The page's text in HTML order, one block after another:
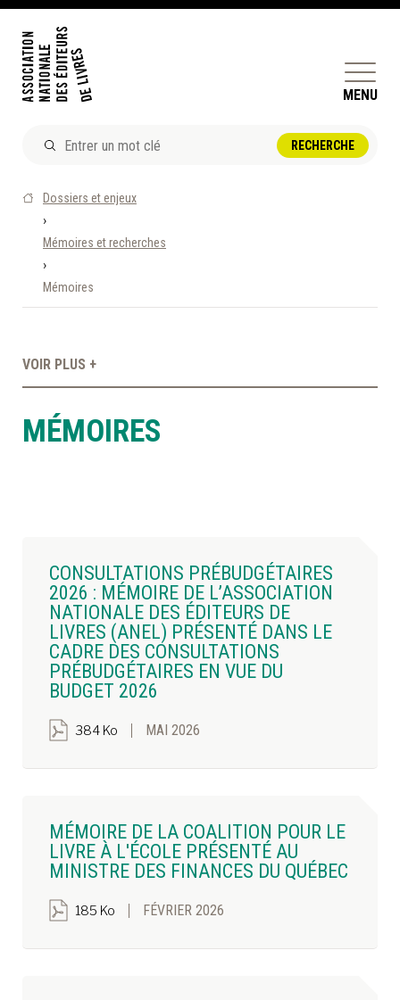
MENU
DOSSIERS ET ENJEUX
ÊTRE ÉDITEUR·TRICE
PERFECTIONNEMENT
ET SERVICES AUX MEMBRES
À LA POINTE DE LA PROFESSION
CALENDRIER
Dossiers et enjeux
›
Mémoires et recherches
›
Mémoires
MÉMOIRES
CONSULTATIONS PRÉBUDGÉTAIRES
2026 : MÉMOIRE DE L’ASSOCIATION
NATIONALE DES ÉDITEURS DE
LIVRES (ANEL) PRÉSENTÉ DANS LE
CADRE DES CONSULTATIONS
PRÉBUDGÉTAIRES EN VUE DU
BUDGET 2026
384 Ko MAI 2026
MÉMOIRE DE LA COALITION POUR LE
LIVRE À L'ÉCOLE PRÉSENTÉ AU
MINISTRE DES FINANCES DU QUÉBEC
185 Ko FÉVRIER 2026
VOIR PLUS +